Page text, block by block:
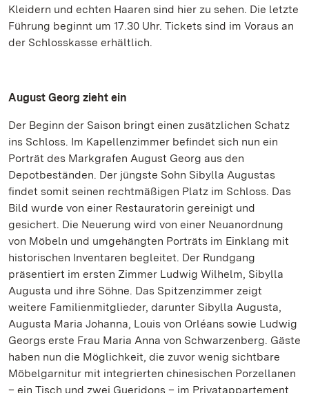
Kleidern und echten Haaren sind hier zu sehen. Die letzte
Führung beginnt um 17.30 Uhr. Tickets sind im Voraus an
der Schlosskasse erhältlich.
August Georg zieht ein
Der Beginn der Saison bringt einen zusätzlichen Schatz
ins Schloss. Im Kapellenzimmer befindet sich nun ein
Porträt des Markgrafen August Georg aus den
Depotbeständen. Der jüngste Sohn Sibylla Augustas
findet somit seinen rechtmäßigen Platz im Schloss. Das
Bild wurde von einer Restauratorin gereinigt und
gesichert. Die Neuerung wird von einer Neuanordnung
von Möbeln und umgehängten Porträts im Einklang mit
historischen Inventaren begleitet. Der Rundgang
präsentiert im ersten Zimmer Ludwig Wilhelm, Sibylla
Augusta und ihre Söhne. Das Spitzenzimmer zeigt
weitere Familienmitglieder, darunter Sibylla Augusta,
Augusta Maria Johanna, Louis von Orléans sowie Ludwig
Georgs erste Frau Maria Anna von Schwarzenberg. Gäste
haben nun die Möglichkeit, die zuvor wenig sichtbare
Möbelgarnitur mit integrierten chinesischen Porzellanen
– ein Tisch und zwei Gueridons – im Privatappartement